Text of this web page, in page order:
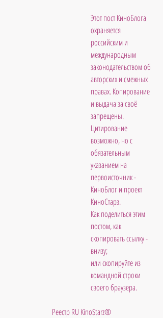
Этот пост КиноБлога
охраняется
российским и
международным
законодательством об
авторских и смежных
правах. Копирование
и выдача за своё
запрещены.
Цитирование
возможно, но с
обязательным
указанием на
первоисточник -
КиноБлог и проект
КиноСтарз.
Как поделиться этим
постом, как
скопировать ссылку -
внизу;
или скопируйте из
командной строки
своего браузера.
Реестр RU KinoStarz®